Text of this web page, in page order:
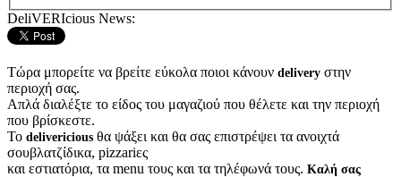
DeliVERIcious News:
Τώρα μπορείτε να βρείτε εύκολα ποιοι κάνουν delivery στην
περιοχή σας.
Απλά διαλέξτε το είδος του μαγαζιού που θέλετε και την περιοχή
που βρίσκεστε.
Το delivericious θα ψάξει και θα σας επιστρέψει τα ανοιχτά
σουβλατζίδικα, pizzariες
και εστιατόρια, τα menu τους και τα τηλέφωνά τους. Καλή σας